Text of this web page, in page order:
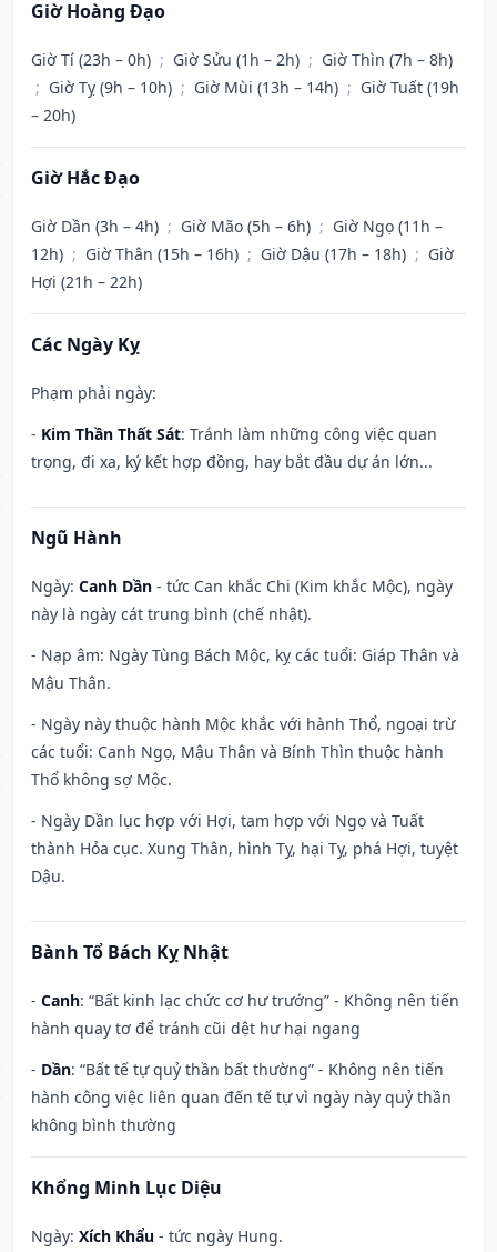
Giờ Hoàng Đạo
Giờ Tí (23h – 0h) ; Giờ Sửu (1h – 2h) ; Giờ Thìn (7h – 8h)
; Giờ Tỵ (9h – 10h) ; Giờ Mùi (13h – 14h) ; Giờ Tuất (19h
– 20h)
Giờ Hắc Đạo
Giờ Dần (3h – 4h) ; Giờ Mão (5h – 6h) ; Giờ Ngọ (11h –
12h) ; Giờ Thân (15h – 16h) ; Giờ Dậu (17h – 18h) ; Giờ
Hợi (21h – 22h)
Các Ngày Kỵ
Phạm phải ngày:
- Kim Thần Thất Sát: Tránh làm những công việc quan
trọng, đi xa, ký kết hợp đồng, hay bắt đầu dự án lớn...
Ngũ Hành
Ngày: Canh Dần - tức Can khắc Chi (Kim khắc Mộc), ngày
này là ngày cát trung bình (chế nhật).
- Nạp âm: Ngày Tùng Bách Mộc, kỵ các tuổi: Giáp Thân và
Mậu Thân.
- Ngày này thuộc hành Mộc khắc với hành Thổ, ngoại trừ
các tuổi: Canh Ngọ, Mậu Thân và Bính Thìn thuộc hành
Thổ không sợ Mộc.
- Ngày Dần lục hợp với Hợi, tam hợp với Ngọ và Tuất
thành Hỏa cục. Xung Thân, hình Tỵ, hại Tỵ, phá Hợi, tuyệt
Dậu.
Bành Tổ Bách Kỵ Nhật
- Canh: “Bất kinh lạc chức cơ hư trướng” - Không nên tiến
hành quay tơ để tránh cũi dệt hư hại ngang
- Dần: “Bất tế tự quỷ thần bất thường” - Không nên tiến
hành công việc liên quan đến tế tự vì ngày này quỷ thần
không bình thường
Khổng Minh Lục Diệu
Ngày: Xích Khẩu - tức ngày Hung.